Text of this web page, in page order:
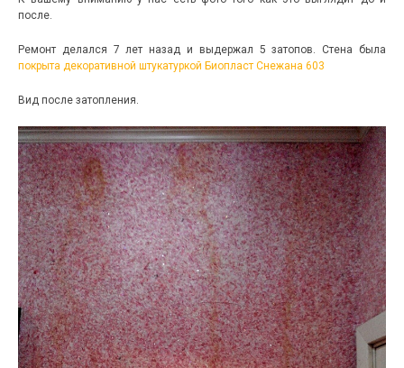
после.
Ремонт делался 7 лет назад и выдержал 5 затопов. Стена была
покрыта декоративной штукатуркой Биопласт Снежана 603
Вид после затопления.